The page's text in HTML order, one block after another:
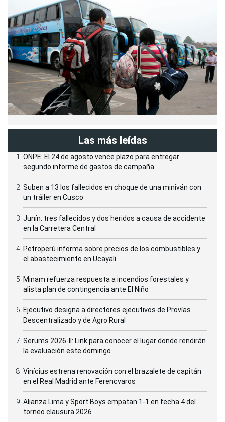
Las más leídas
ONPE: El 24 de agosto vence plazo para entregar
segundo informe de gastos de campaña
Suben a 13 los fallecidos en choque de una miniván con
un tráiler en Cusco
Junín: tres fallecidos y dos heridos a causa de accidente
en la Carretera Central
Petroperú informa sobre precios de los combustibles y
el abastecimiento en Ucayali
Minam refuerza respuesta a incendios forestales y
alista plan de contingencia ante El Niño
Ejecutivo designa a directores ejecutivos de Provías
Descentralizado y de Agro Rural
Serums 2026-II: Link para conocer el lugar donde rendirán
la evaluación este domingo
Vinícius estrena renovación con el brazalete de capitán
en el Real Madrid ante Ferencvaros
Alianza Lima y Sport Boys empatan 1-1 en fecha 4 del
torneo clausura 2026